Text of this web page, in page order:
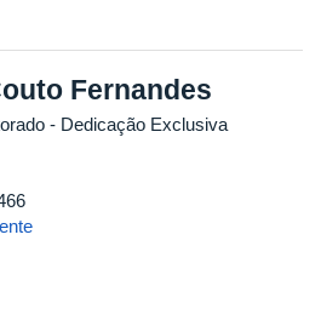
Fernandes
- Dedicação Exclusiva